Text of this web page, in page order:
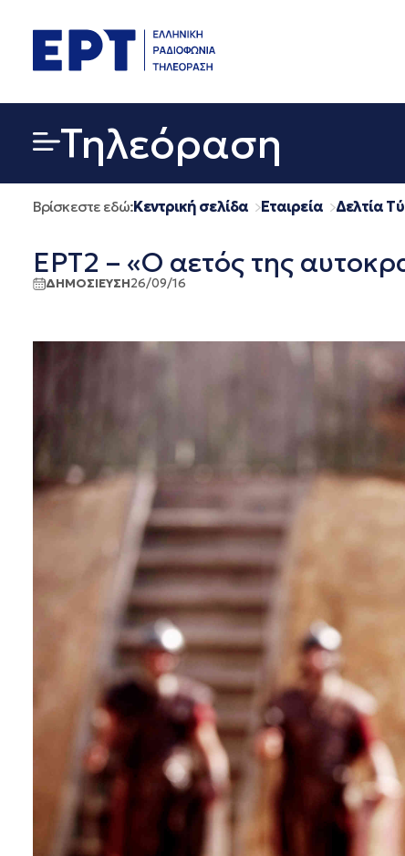
περιεχόμενο
Τηλεόραση
Βρίσκεστε εδώ:Κεντρική σελίδα Εταιρεία Δελτία
ΕΡΤ2 – «Ο αετός της
ΔΗΜΟΣΙΕΥΣΗ26/09/16